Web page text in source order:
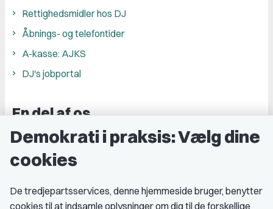
Rettighedsmidler hos DJ
Åbnings- og telefontider
A-kasse: AJKS
DJ's jobportal
En del af os
Grupper og kredse
Studenterorganisationer
Demokrati i praksis: Vælg dine
cookies
De tredjepartsservices, denne hjemmeside bruger, benytter
cookies til at indsamle oplysninger om dig til de forskellige